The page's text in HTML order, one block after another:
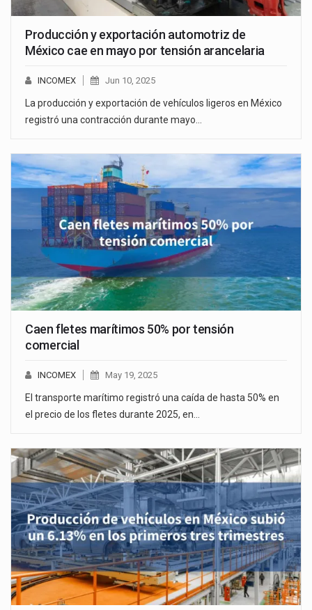
Producción y exportación automotriz de
México cae en mayo por tensión arancelaria
INCOMEX Jun 10, 2025
La producción y exportación de vehículos ligeros en México
registró una contracción durante mayo…
Caen fletes marítimos 50% por tensión
comercial
INCOMEX May 19, 2025
El transporte marítimo registró una caída de hasta 50% en
el precio de los fletes durante 2025, en…